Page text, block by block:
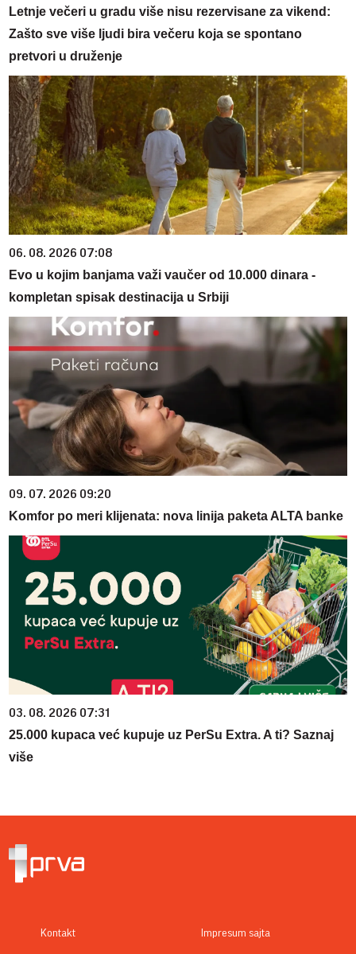
Letnje večeri u gradu više nisu rezervisane za vikend:
Zašto sve više ljudi bira večeru koja se spontano
pretvori u druženje
06. 08. 2026 07:08
Evo u kojim banjama važi vaučer od 10.000 dinara -
kompletan spisak destinacija u Srbiji
09. 07. 2026 09:20
Komfor po meri klijenata: nova linija paketa ALTA banke
03. 08. 2026 07:31
25.000 kupaca već kupuje uz PerSu Extra. A ti? Saznaj
više
Kontakt Impresum sajta